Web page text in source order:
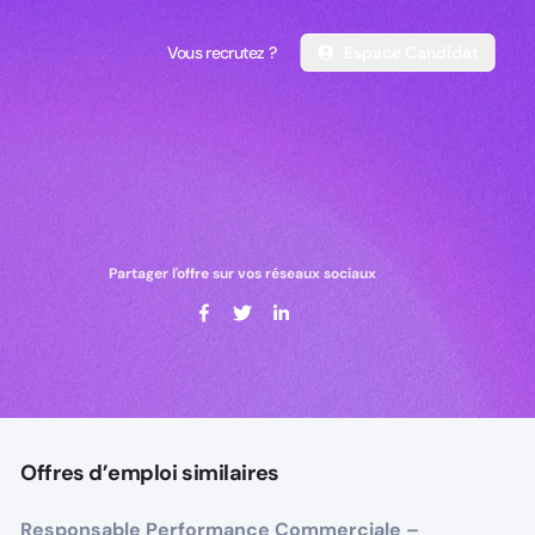
Vous recrutez ?
Vous recrutez ?
Partager l'offre sur vos réseaux sociaux
Offres d’emploi similaires
Responsable Performance Commerciale –